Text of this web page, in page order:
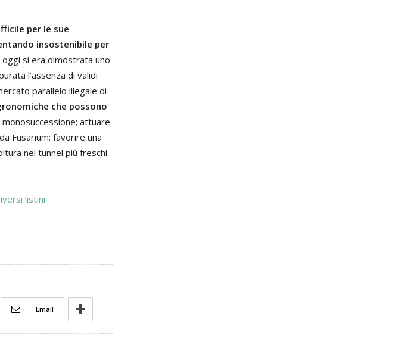
per le sue
insostenibile per
oggi si era dimostrata uno
l’assenza di validi
parallelo illegale di
che possono
attuare
Fusarium; favorire una
nei tunnel più freschi
listini
Email